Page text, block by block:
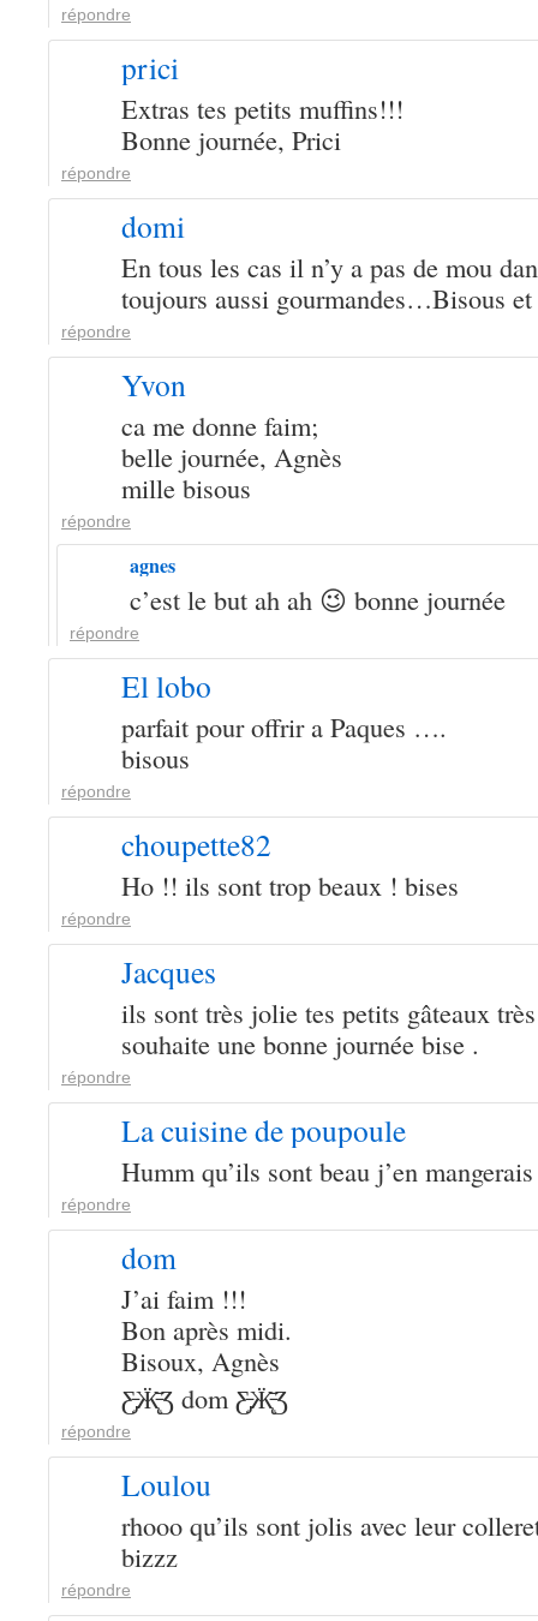
répondre
prici
Extras tes petits muffins!!!
Bonne journée, Prici
répondre
domi
En tous les cas il n’y a pas de mou
toujours aussi gourmandes…Bisous
répondre
Yvon
ca me donne faim;
belle journée, Agnès
mille bisous
répondre
agnes
c’est le but ah ah 😉 bonne journée
répondre
El lobo
parfait pour offrir a Paques ….
bisous
répondre
choupette82
Ho !! ils sont trop beaux ! bises
répondre
Jacques
ils sont très jolie tes petits gâteaux
souhaite une bonne journée bise .
répondre
La cuisine de poupoule
Humm qu’ils sont beau j’en
répondre
dom
J’ai faim !!!
Bon après midi.
Bisoux, Agnès
Ƹ̵̡Ӝ̵̨̄Ʒ dom Ƹ̵̡Ӝ̵̨̄Ʒ
répondre
Loulou
rhooo qu’ils sont jolis avec leur
bizzz
répondre